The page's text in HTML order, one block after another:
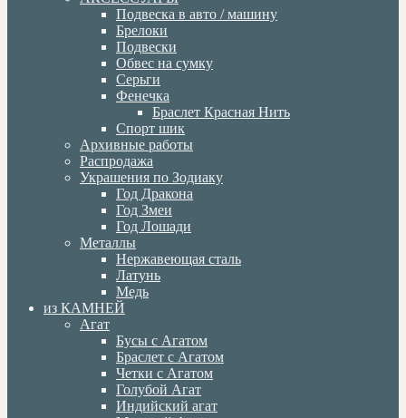
Подвеска в авто / машину
Брелоки
Подвески
Обвес на сумку
Серьги
Фенечка
Браслет Красная Нить
Спорт шик
Архивные работы
Распродажа
Украшения по Зодиаку
Год Дракона
Год Змеи
Год Лошади
Металлы
Нержавеющая сталь
Латунь
Медь
из КАМНЕЙ
Агат
Бусы с Агатом
Браслет с Агатом
Четки с Агатом
Голубой Агат
Индийский агат